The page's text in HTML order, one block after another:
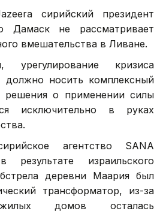
сирийский президент
Дамаск не рассматривает
вмешательства в Ливане.
кризиса
должно носить комплексный
решения о применении силы
исключительно в руках
агентство SANA
израильского
деревни Маария был
трансформатор, из-за
домов осталась